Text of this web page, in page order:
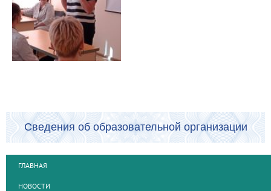
Сведения об образовательной организации
ГЛАВНАЯ
НОВОСТИ